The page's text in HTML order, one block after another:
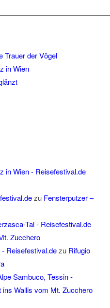
Trauer der Vögel
in Wien
in Wien - Reisefestival.de
zu Fensterputzer –
Tal - Reisefestival.de
Zucchero
Reisefestival.dezu Rifugio
Sambuco, Tessin -
ins Wallis vom Mt. Zucchero